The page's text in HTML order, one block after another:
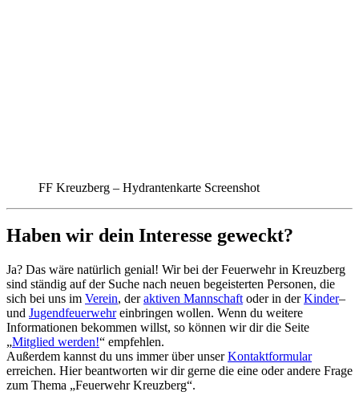
FF Kreuzberg – Hydrantenkarte Screenshot
Haben wir dein Interesse geweckt?
Ja? Das wäre natürlich genial! Wir bei der Feuerwehr in Kreuzberg
sind ständig auf der Suche nach neuen begeisterten Personen, die
sich bei uns im Verein, deraktiven Mannschaft oder in derKinder–
und Jugendfeuerwehreinbringen wollen. Wenn du weitere
Informationen bekommen willst, so können wir dir die Seite
„Mitglied werden!“ empfehlen.
Außerdem kannst du uns immer über unserKontaktformular
erreichen. Hier beantworten wir dir gerne die eine oder andere Frage
zum Thema „Feuerwehr Kreuzberg“.